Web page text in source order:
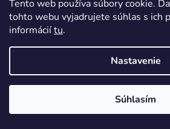
Tento web používa súbory cookie.
tohto webu vyjadrujete súhlas s ich
informáciítu.
Nastavenie
Súhlasím
O nás
Značky náradia
na prvý nákup nad
Chcem zľavu
obchodnými podmienkami.